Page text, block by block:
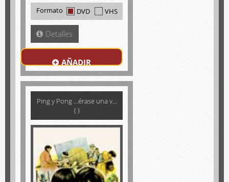
Formato DVD VHS
Detalles
AÑADIR
Ping y Pong ...érase una v...
( )